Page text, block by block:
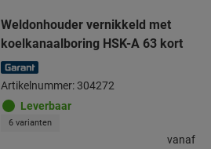
Weldonhouder vernikkeld met
koelkanaalboring HSK-A 63 kort
Artikelnummer: 304272
Leverbaar
6 varianten
vanaf